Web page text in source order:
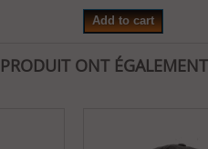
Add to cart
ONT